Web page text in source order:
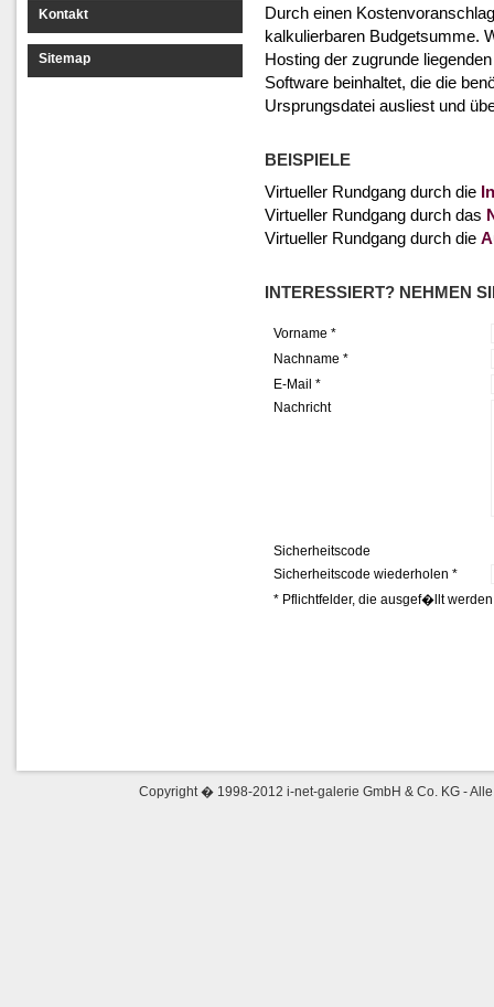
Kontakt
Sitemap
Durch einen
kalkulierbaren Budgetsumme.
Hosting der zugrunde
Software beinhaltet, die die
Ursprungsdatei ausliest und
BEISPIELE
Virtueller Rundgang durch die
Virtueller Rundgang durch das
Virtueller Rundgang durch die
INTERESSIERT? NEHMEN
Vorname *
Nachname *
E-Mail *
Nachricht
Sicherheitscode
Sicherheitscode wiederholen *
* Pflichtfelder, die ausgef�llt
Copyright � 1998-2012 i-net-galerie GmbH & Co. KG -